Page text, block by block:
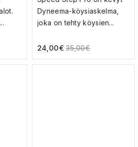
Dyneema-köysiaskelma,
joka on tehty köysien...
24,00€ 35,00€